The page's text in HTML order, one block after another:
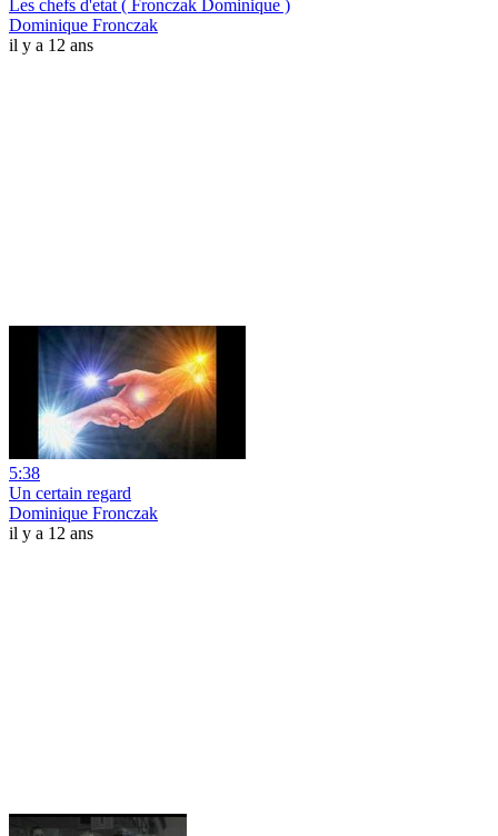
Les chefs d'etat ( Fronczak Dominique )
Dominique Fronczak
il y a 12 ans
5:38
Un certain regard
Dominique Fronczak
il y a 12 ans